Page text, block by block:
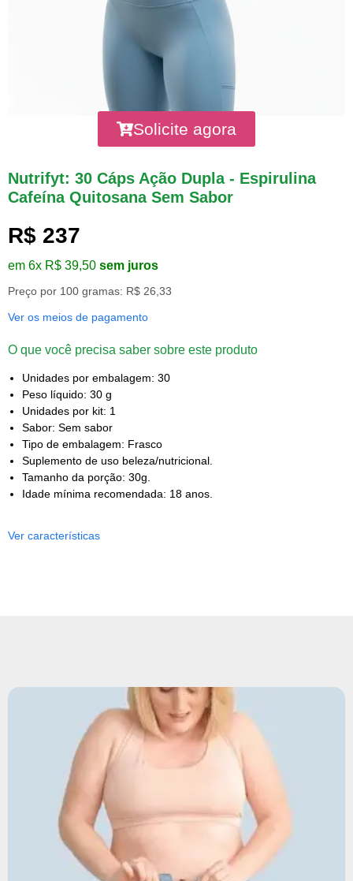
Solicite agora
Nutrifyt: 30 Cáps Ação Dupla - Espirulina
Cafeína Quitosana Sem Sabor
R$ 237
em 6x R$ 39,50 sem juros
Preço por 100 gramas: R$ 26,33
Ver os meios de pagamento
O que você precisa saber sobre este produto
Unidades por embalagem: 30
Peso líquido: 30 g
Unidades por kit: 1
Sabor: Sem sabor
Tipo de embalagem: Frasco
Suplemento de uso beleza/nutricional.
Tamanho da porção: 30g.
Idade mínima recomendada: 18 anos.
Ver características